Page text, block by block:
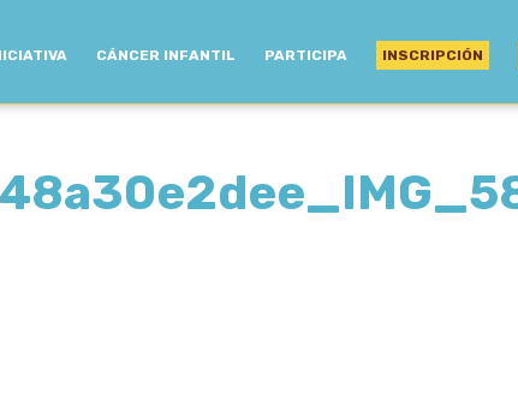
CÁNCER INFANTIL PARTICIPA INSCRIPCIÓN